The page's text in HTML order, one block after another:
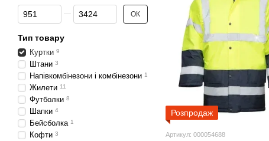
Розпродаж
Артикул: 000054688
Від Ціна, грн
До Ціна, грн ОК
Тип товару
Куртки 9
Штани 3
Напівкомбінезони і комбінезони 1
Жилети 11
Футболки 8
Шапки 4
Бейсболка 1
Кофти 3